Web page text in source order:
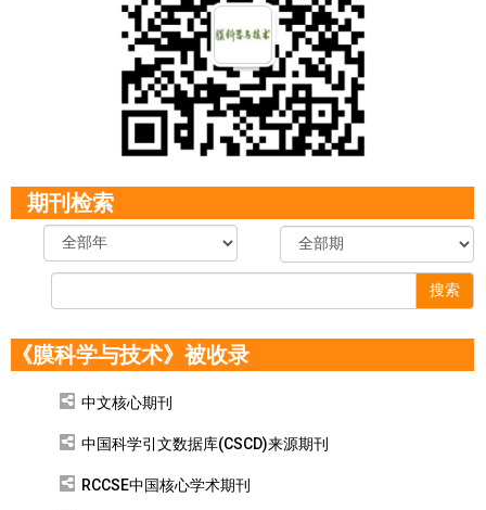
期刊检索
搜索
《膜科学与技术》被收录
中文核心期刊
中国科学引文数据库(CSCD)来源期刊
RCCSE中国核心学术期刊